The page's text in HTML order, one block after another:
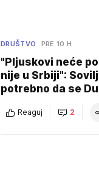
DRUŠTVO PRE 10 H
"Pljuskovi neće
nije u Srbiji":
potrebno da se
Reaguj 2